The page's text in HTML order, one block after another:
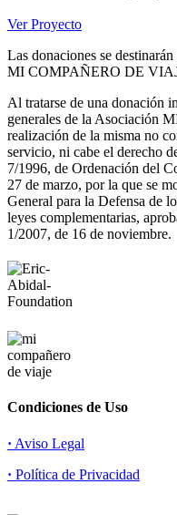
Ver Proyecto
Las donaciones se
MI COMPAÑERO DE
Al tratarse de una donación
generales de la Asociación
realización de la misma no
servicio, ni cabe el derecho
7/1996, de Ordenación del
27 de marzo, por la que se
General para la Defensa de
leyes complementarias,
1/2007, de 16 de noviembre.
Condiciones de Uso
· Aviso Legal
· Política de Privacidad